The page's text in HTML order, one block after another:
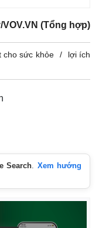
(Tổng hợp)
cho sức khỏe
lợi ích
Search
Xem hướng